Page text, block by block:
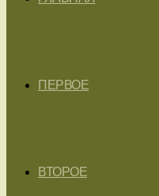
ПЕРВОЕ
ВТОРОЕ